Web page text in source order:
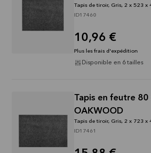
Tapis de tiroir, Gris, 2 x 523 x
ID17460
10,96 €
Plus les frais d'expédition
Disponible en 6 tailles
Tapis en feutre 80
OAKWOOD
Tapis de tiroir, Gris, 2 x 723 x
ID17461